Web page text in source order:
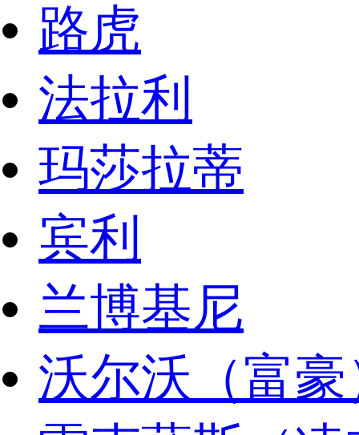
路虎
法拉利
玛莎拉蒂
宾利
兰博基尼
沃尔沃（富豪